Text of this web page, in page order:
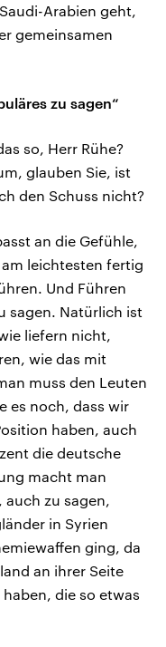
Arabien geht,
gemeinsamen
zu sagen“
so, Herr Rühe?
glauben Sie, ist
den Schuss nicht?
an die Gefühle,
leichtesten fertig
Und Führen
sagen. Natürlich ist
liefern nicht,
wie das mit
muss den Leuten
es noch, dass wir
haben, auch
die deutsche
macht man
zu sagen,
in Syrien
ging, da
an ihrer Seite
die so etwas